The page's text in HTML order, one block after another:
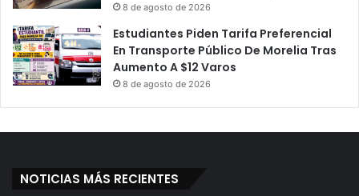
8 de agosto de 2026
Estudiantes Piden Tarifa Preferencial
En Transporte Público De Morelia Tras
Aumento A $12 Varos
8 de agosto de 2026
NOTICIAS MÁS RECIENTES